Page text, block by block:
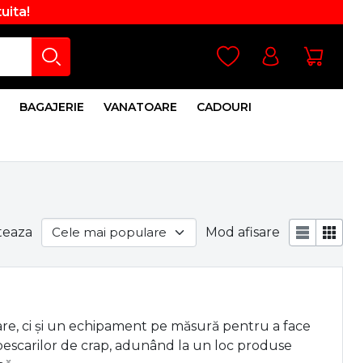
BAGAJERIE VANATOARE CADOURI
Mod afisare
ci și un echipament pe măsură pentru a face
de crap, adunând la un loc produse